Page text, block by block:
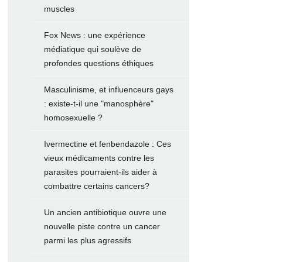
muscles
Fox News : une expérience
médiatique qui soulève de
profondes questions éthiques
Masculinisme, et influenceurs gays
: existe-t-il une "manosphère"
homosexuelle ?
Ivermectine et fenbendazole : Ces
vieux médicaments contre les
parasites pourraient-ils aider à
combattre certains cancers?
Un ancien antibiotique ouvre une
nouvelle piste contre un cancer
parmi les plus agressifs